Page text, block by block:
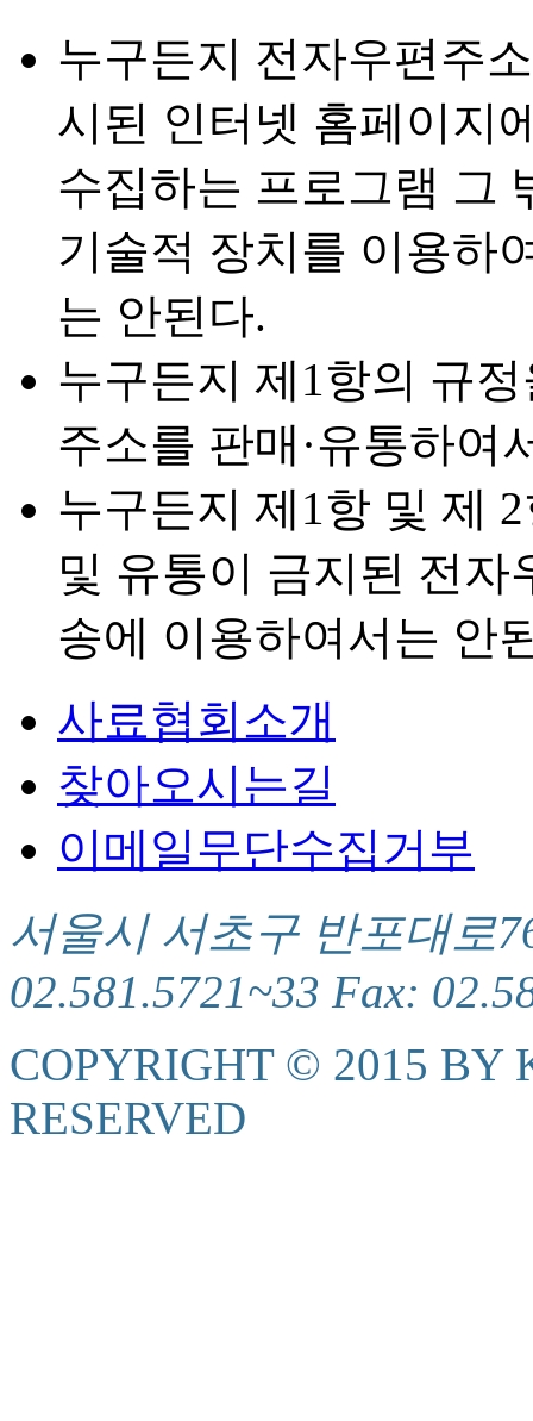
누구든지 전자우편주
시된 인터넷 홈페이지
수집하는 프로그램 그
기술적 장치를 이용하
는 안된다.
누구든지 제1항의 규
주소를 판매·유통하여
누구든지 제1항 및 제
및 유통이 금지된 전
송에 이용하여서는 안
사료협회소개
찾아오시는길
이메일무단수집거부
서울시 서초구 반포대로
02.581.5721~33 Fax:
COPYRIGHT © 2015 BY
RESERVED